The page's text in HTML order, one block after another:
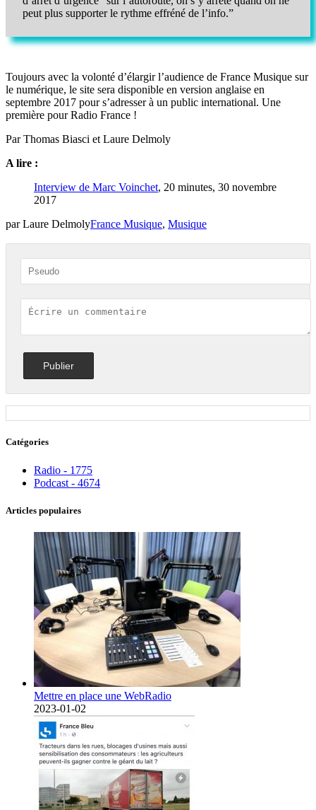
peut plus supporter le rythme effréné de l’info.”
Toujours avec la volonté d’élargir l’audience de France Musique sur
le numérique, le site sera disponible en version anglaise en
septembre 2017 pour s’adresser à un public international. Une
première pour Radio France !
Par Thomas Biasci et Laure Delmoly
A lire :
Interview de Marc Voinchet, 20 minutes, 30 novembre
2017
par Laure DelmolyFrance Musique, Musique
Catégories
Radio - 1775
Podcast - 4674
Articles populaires
Mettre en place une WebRadio
2023-01-02